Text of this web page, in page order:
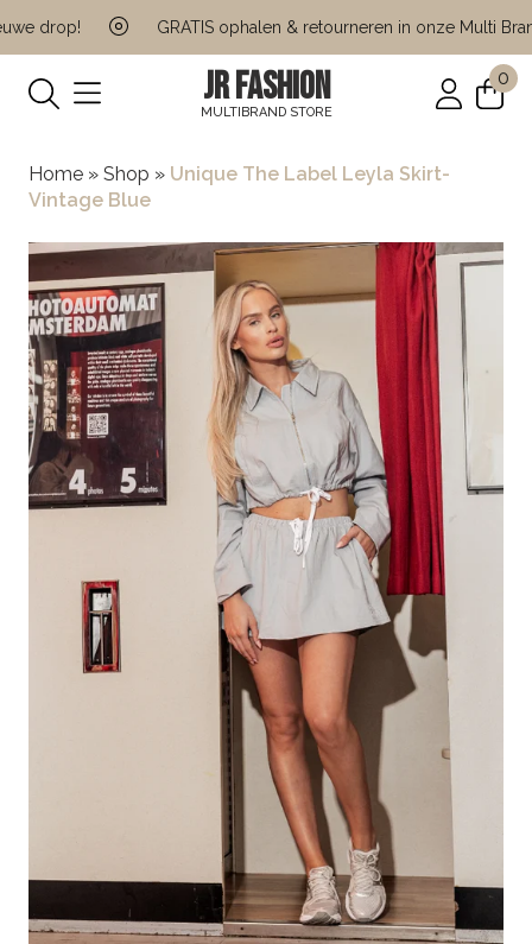
drop! GRATIS ophalen & retourneren in onze Multi Brand
JR FASHION
MULTIBRAND STORE
0
Home » Shop » Unique The Label Leyla Skirt-
Vintage Blue